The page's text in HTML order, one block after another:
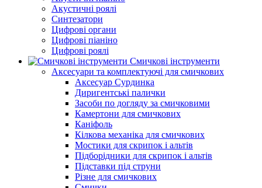
Акустичні роялі
Синтезатори
Цифрові органи
Цифрові піаніно
Цифрові роялі
Смичкові інструменти
Аксесуари та комплектуючі для смичкових
Аксесуар Сурдинка
Диригентські палички
Засоби по догляду за смичковими
Камертони для смичкових
Каніфоль
Кілкова механіка для смичкових
Мостики для скрипок і альтів
Підборiдники для скрипок і альтів
Підставки під струни
Різне для смичкових